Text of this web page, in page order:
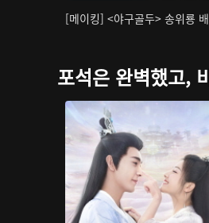
[메이킹] <야구골두> 송위룡
포석은 완벽했고,